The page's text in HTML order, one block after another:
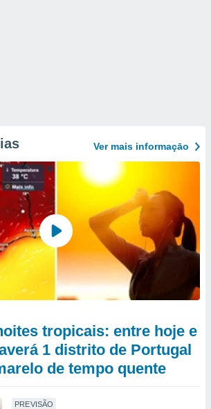
Ver mais informaçāo
tropicais: entre hoje e
1 distrito de Portugal
de tempo quente
PREVISÃO